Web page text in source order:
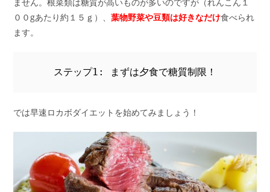
００gあたり約１５ｇ）、葉物野菜や豆類は好きなだけ食べられ
ます。
ステップ1: まずは夕食で糖質制限！
では早速ロカボダイエットを始めてみましょう！